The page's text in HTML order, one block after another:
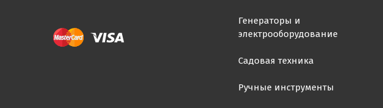
Генераторы и
электрооборудование
Садовая техника
Ручные инструменты